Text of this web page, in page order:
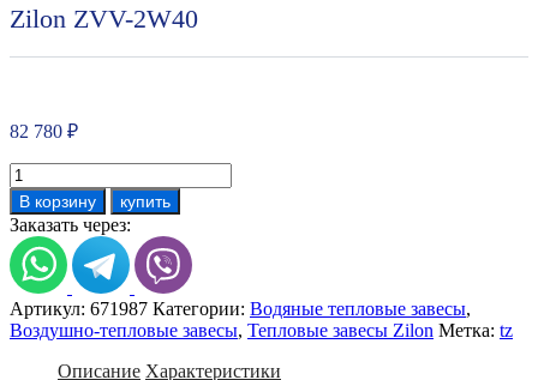
Zilon ZVV-2W40
82 780 ₽
Количество
товара
Zilon
ZVV-
2W40
В корзину купить
Заказать через:
Артикул: 671987 Категории: Водяные тепловые завесы,
Воздушно-тепловые завесы, Тепловые завесы Zilon Метка: tz
Описание Характеристики